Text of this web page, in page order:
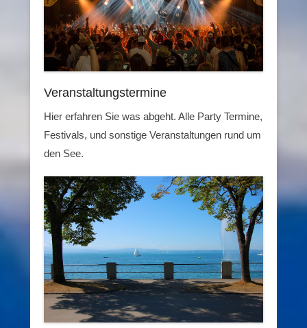
Veranstaltungstermine
Hier erfahren Sie was abgeht. Alle Party Termine,
Festivals, und sonstige Veranstaltungen rund um
den See.